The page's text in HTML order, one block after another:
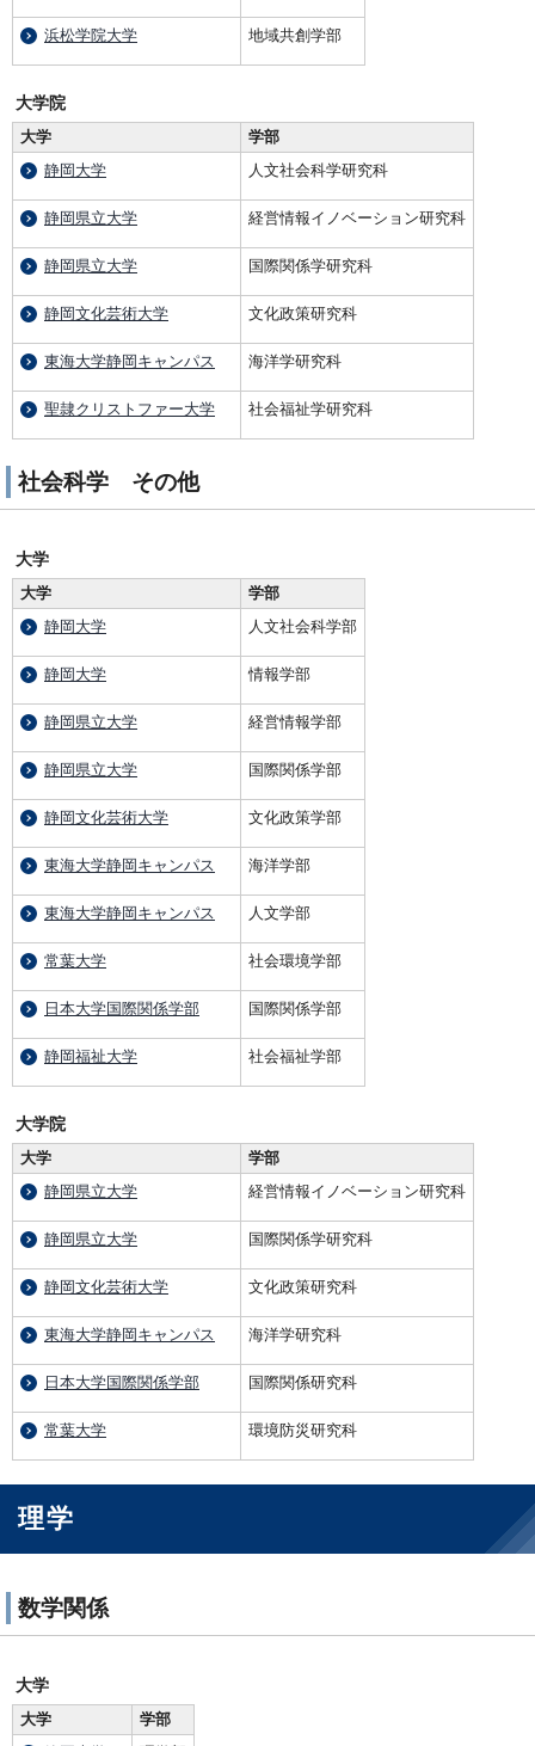
浜松学院大学 地域共創学部
大学院
大学
学部
静岡大学
人文社会科学研究科
静岡県立大学 経営情報イノベーション研究科
静岡県立大学 国際関係学研究科
静岡文化芸術大学 文化政策研究科
東海大学静岡キャンパス 海洋学研究科
聖隷クリストファー大学 社会福祉学研究科
社会科学 その他
大学
大学
学部
静岡大学
人文社会科学部
静岡大学 情報学部
静岡県立大学 経営情報学部
静岡県立大学 国際関係学部
静岡文化芸術大学 文化政策学部
東海大学静岡キャンパス 海洋学部
東海大学静岡キャンパス 人文学部
常葉大学 社会環境学部
日本大学国際関係学部 国際関係学部
静岡福祉大学 社会福祉学部
大学院
大学
学部
静岡県立大学
経営情報イノベーション研究科
静岡県立大学 国際関係学研究科
静岡文化芸術大学 文化政策研究科
東海大学静岡キャンパス 海洋学研究科
日本大学国際関係学部 国際関係研究科
常葉大学 環境防災研究科
理学
数学関係
大学
大学
学部